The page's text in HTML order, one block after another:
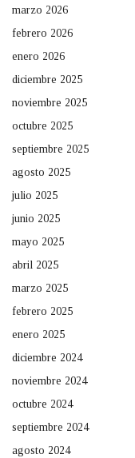
marzo 2026
febrero 2026
enero 2026
diciembre 2025
noviembre 2025
octubre 2025
septiembre 2025
agosto 2025
julio 2025
junio 2025
mayo 2025
abril 2025
marzo 2025
febrero 2025
enero 2025
diciembre 2024
noviembre 2024
octubre 2024
septiembre 2024
agosto 2024